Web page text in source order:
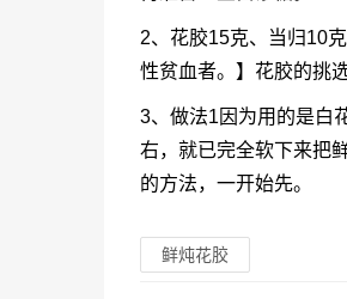
2、花胶15克、当归10
性贫血者。】花胶的挑
3、做法1因为用的是白
右，就已完全软下来把
的方法，一开始先。
鲜炖花胶